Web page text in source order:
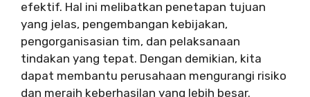
efektif. Hal ini melibatkan penetapan tujuan
yang jelas, pengembangan kebijakan,
pengorganisasian tim, dan pelaksanaan
tindakan yang tepat. Dengan demikian, kita
dapat membantu perusahaan mengurangi risiko
dan meraih keberhasilan yang lebih besar.